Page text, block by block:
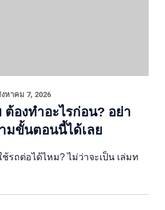
งหาคม 7, 2026
ต้องทำอะไรก่อน? อย่า
มขั้นตอนนี้ได้เลย
รถต่อได้ไหม? ไม่ว่าจะเป็น เล่มท